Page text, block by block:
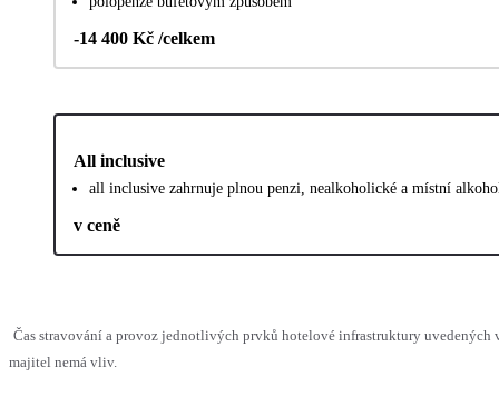
-14 400 Kč /celkem
All inclusive
all inclusive zahrnuje plnou penzi, nealkoholické a místní
v ceně
Čas stravování a provoz jednotlivých prvků hotelové infrastruktury uvedených
majitel nemá vliv.